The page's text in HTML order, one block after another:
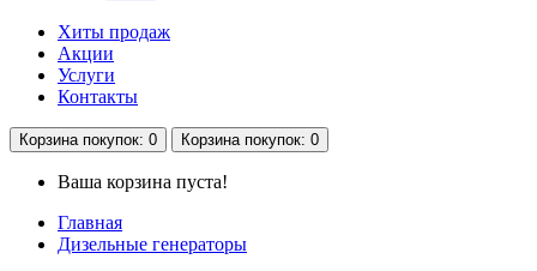
Хиты продаж
Акции
Услуги
Контакты
Корзинапокупок: 0 Корзинапокупок: 0
Ваша корзина пуста!
Главная
Дизельные генераторы